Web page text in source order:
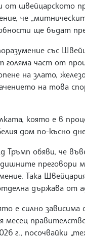
швейцарското
че
ще бъдат
със
голяма част от
на злато,
на това
която е в
дом по-късно
Тръмп обяви, че
преговори
Така
държава от
е силно зависима
месец
г., посочвайки